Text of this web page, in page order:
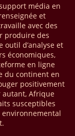
établie à 2091
a également
de Mobile money
92 milliards de
de 125 milliards
Group, et
Creative Industries
créative africaine
secteur,
média en
et
avec des
produire des
outil d’analyse et
économiques,
en ligne
du continent en
positivement
autant, Afrique
susceptibles
environnemental